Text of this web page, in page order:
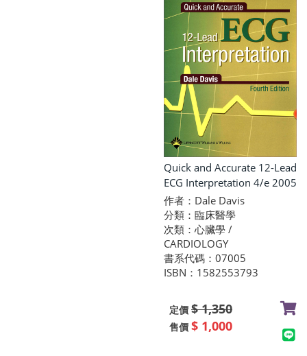
Quick and Accurate 12-Lead
ECG Interpretation 4/e 2005
作者：Dale Davis
分類：臨床醫學
次類：心臟學 /
CARDIOLOGY
書系代碼：07005
ISBN：1582553793
定價 $ 1,350
售價 $ 1,000